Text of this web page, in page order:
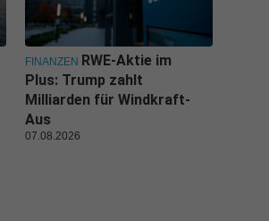
FINANZEN RWE-Aktie im
Plus: Trump zahlt
Milliarden für Windkraft-
Aus
07.08.2026